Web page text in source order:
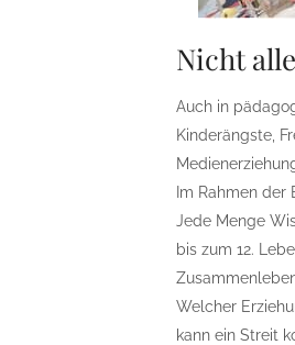
Nicht
Auch in
Kinderängste,
Im Rahmen
Jede Menge
bis zum 12.
Welcher
kann ein Streit